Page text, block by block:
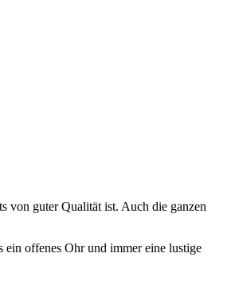
von guter Qualität ist. Auch die ganzen
offenes Ohr und immer eine lustige